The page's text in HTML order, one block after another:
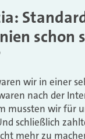
schon
wir in einer
nach der
mussten wir für
schließlich
mehr zu